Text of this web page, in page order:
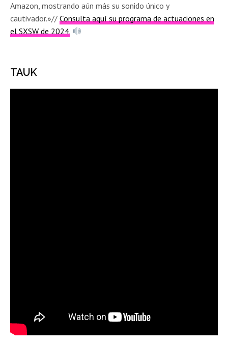
Amazon, mostrando aún más su sonido único y
cautivador.»//Consulta aquí su programa de actuaciones en
el SXSW de 2024.
TAUK